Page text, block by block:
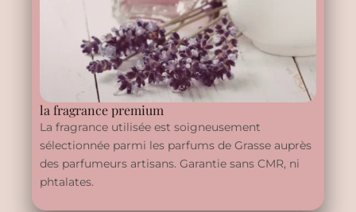
la fragrance premium
La fragrance utilisée est soigneusement
sélectionnée parmi les parfums de Grasse auprès
des parfumeurs artisans. Garantie sans CMR, ni
phtalates.